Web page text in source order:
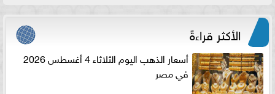
الأكثر قراءةً
أسعار الذهب اليوم الثلاثاء 4 أغسطس 2026
في مصر